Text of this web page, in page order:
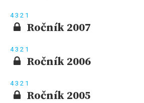
43 2 1
Ročník 2007
43 2 1
Ročník 2006
43 2 1
Ročník 2005